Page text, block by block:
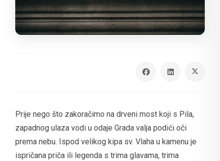
Prije nego što zakoračimo na drveni most koji s Pila,
zapadnog ulaza vodi u odaje Grada valja podići oči
prema nebu. Ispod velikog kipa sv. Vlaha u kamenu je
ispričana priča ili legenda s trima glavama, trima